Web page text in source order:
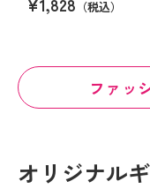
（税込）
ファッ
オリジナル